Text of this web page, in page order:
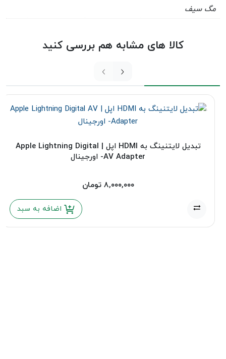
مگ سیف
کالا های مشابه هم بررسی کنید
تبدیل لایتنینگ به HDMI اپل | Apple Lightning Digital
AV Adapter- اورجینال
۸,۰۰۰,۰۰۰ تومان
اضافه به سبد